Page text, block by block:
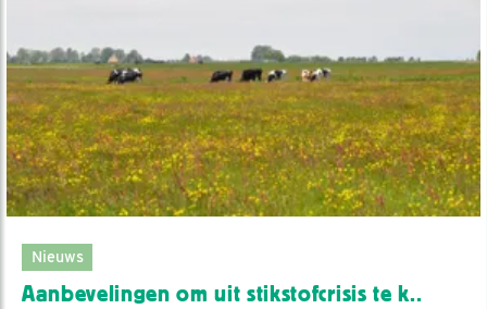
Nieuws
Aanbevelingen om uit stikstofcrisis te k..